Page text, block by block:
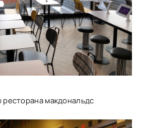
ресторана макдональдс